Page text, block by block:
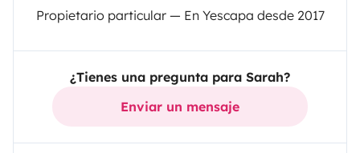
Propietario particular — En Yescapa desde 2017
¿Tienes una pregunta para Sarah?
Enviar un mensaje